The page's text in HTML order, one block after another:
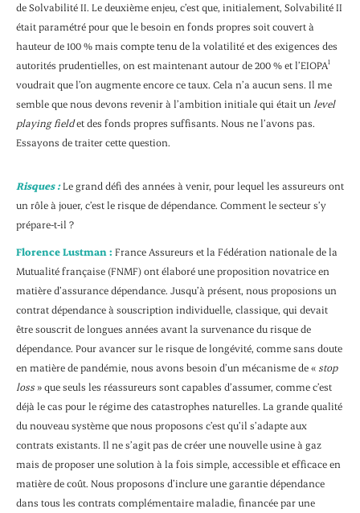
de Solvabilité II. Le deuxième enjeu, c’est que, initialement, Solvabilité II
était paramétré pour que le besoin en fonds propres soit couvert à
hauteur de 100 % mais compte tenu de la volatilité et des exigences des
autorités prudentielles, on est maintenant autour de 200 % et l’EIOPA1
voudrait que l’on augmente encore ce taux. Cela n’a aucun sens. Il me
semble que nous devons revenir à l’ambition initiale qui était un level
playing fieldet des fonds propres suffisants. Nous ne l’avons pas.
Essayons de traiter cette question.
Risques :Le grand défi des années à venir, pour lequel les assureurs ont
un rôle à jouer, c’est le risque de dépendance. Comment le secteur s’y
prépare-t-il ?
Florence Lustman : France Assureurs et la Fédération nationale de la
Mutualité française (FNMF) ont élaboré une proposition novatrice en
matière d’assurance dépendance. Jusqu’à présent, nous proposions un
contrat dépendance à souscription individuelle, classique, qui devait
être souscrit de longues années avant la survenance du risque de
dépendance. Pour avancer sur le risque de longévité, comme sans doute
en matière de pandémie, nous avons besoin d’un mécanisme de « stop
loss » que seuls les réassureurs sont capables d’assumer, comme c’est
déjà le cas pour le régime des catastrophes naturelles. La grande qualité
du nouveau système que nous proposons c’est qu’il s’adapte aux
contrats existants. Il ne s’agit pas de créer une nouvelle usine à gaz
mais de proposer une solution à la fois simple, accessible et efficace en
matière de coût. Nous proposons d’inclure une garantie dépendance
dans tous les contrats complémentaire maladie, financée par une